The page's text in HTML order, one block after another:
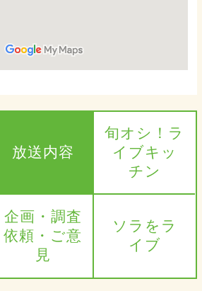
放送内容
旬オシ！ラ
イブキッ
チン
企画・調査
依頼・ご意
見
ソラをラ
イブ